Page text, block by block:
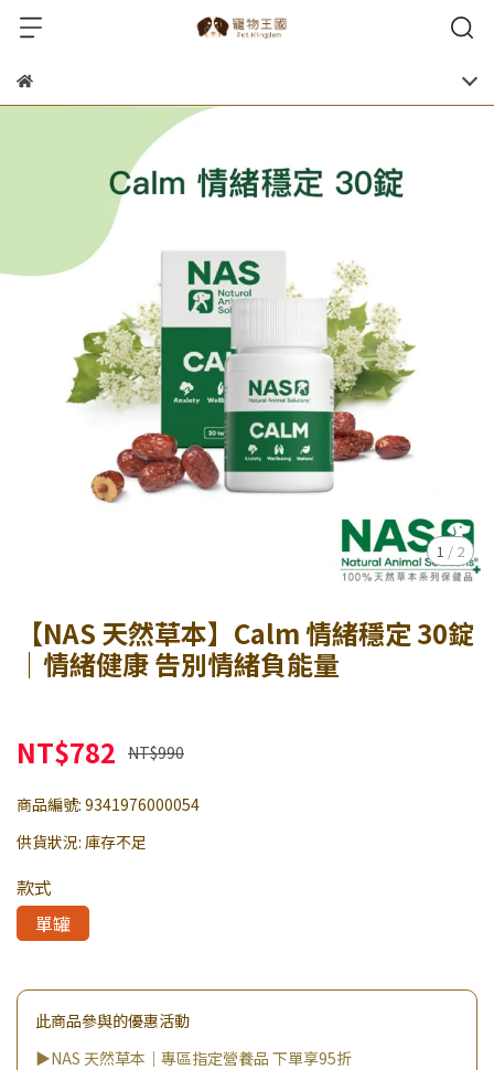
1 / 2
【NAS 天然草本】Calm 情緒穩定 30錠
｜情緒健康 告別情緒負能量
NT$782 NT$990
商品編號: 9341976000054
供貨狀況: 庫存不足
款式
單罐
此商品參與的優惠活動
▶NAS 天然草本｜專區指定營養品 下單享95折